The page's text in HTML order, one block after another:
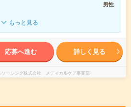
男性
もっと見る
応募へ進む 詳しく見る
ソーシング株式会社 メディカルケア事業部